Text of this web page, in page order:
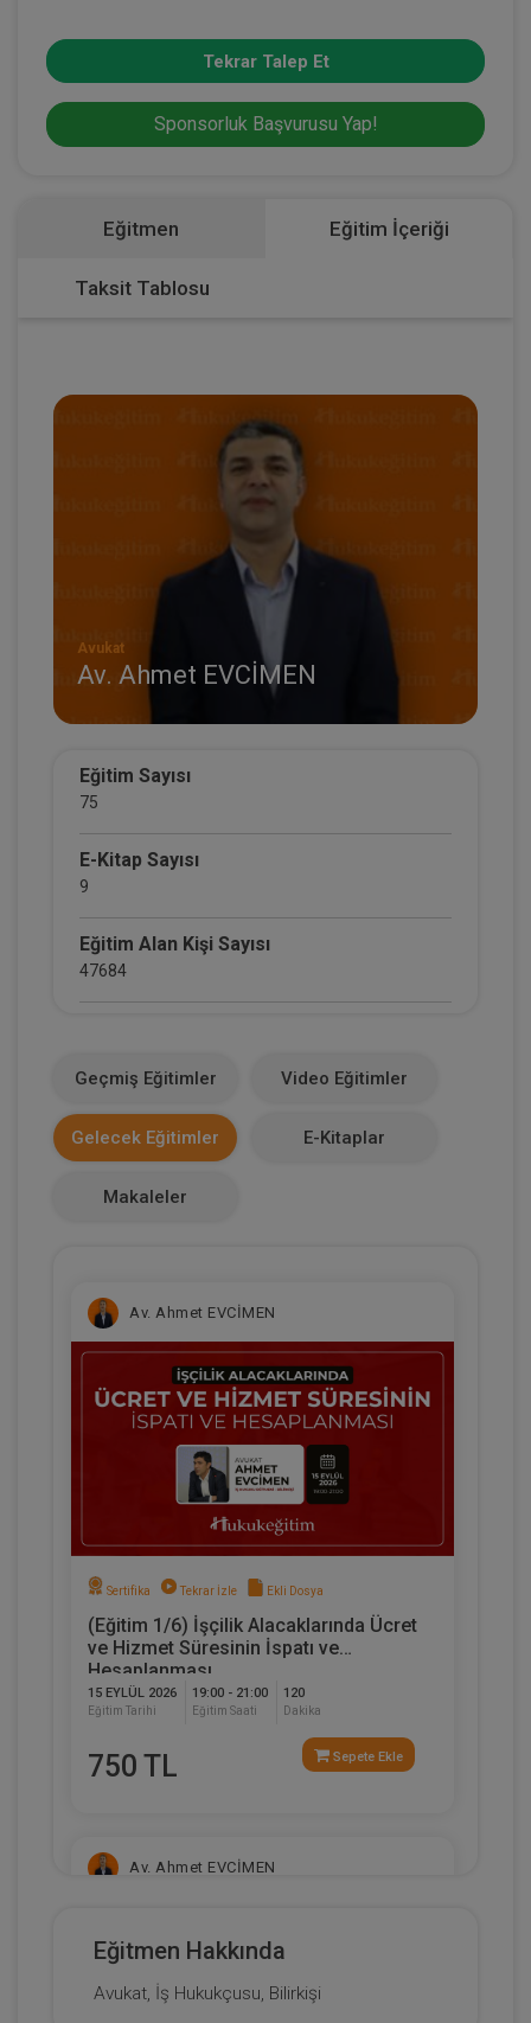
Tekrar Talep Et
Sponsorluk Başvurusu Yap!
Eğitmen Eğitim İçeriği
Taksit Tablosu
Avukat
Av. Ahmet EVCİMEN
Eğitim Sayısı
75
E-Kitap Sayısı
9
Eğitim Alan Kişi Sayısı
47684
Makale Sayısı
0
Geçmiş Eğitimler Video Eğitimler
Gelecek Eğitimler E-Kitaplar
Makaleler
Av. Ahmet EVCİMEN
Sertifika Tekrar İzle Ekli Dosya
(Eğitim 1/6) İşçilik Alacaklarında Ücret
ve Hizmet Süresinin İspatı ve
Hesaplanması
15 EYLÜL 2026
Eğitim Tarihi
19:00 - 21:00
Eğitim Saati
120
Dakika
750 TL Sepete Ekle
Av. Ahmet EVCİMEN
Eğitmen Hakkında
Avukat, İş Hukukçusu, Bilirkişi